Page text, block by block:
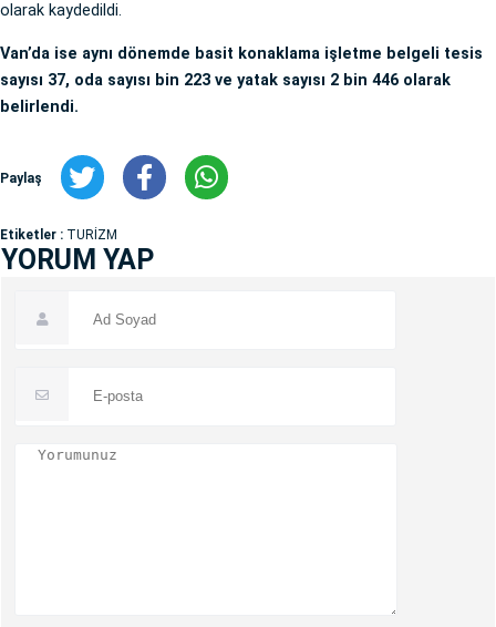
olarak kaydedildi.
Van’da ise aynı dönemde basit konaklama işletme belgeli tesis
sayısı 37, oda sayısı bin 223 ve yatak sayısı 2 bin 446 olarak
belirlendi.
Paylaş
Etiketler : TURİZM
YORUM YAP